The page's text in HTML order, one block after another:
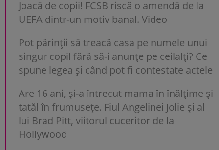
Joacă de copii! FCSB riscă o amendă de la
UEFA dintr-un motiv banal. Video
Pot părinții să treacă casa pe numele unui
singur copil fără să-i anunțe pe ceilalți? Ce
spune legea și când pot fi contestate actele
Are 16 ani, și-a întrecut mama în înălțime și
tatăl în frumusețe. Fiul Angelinei Jolie și al
lui Brad Pitt, viitorul cuceritor de la
Hollywood